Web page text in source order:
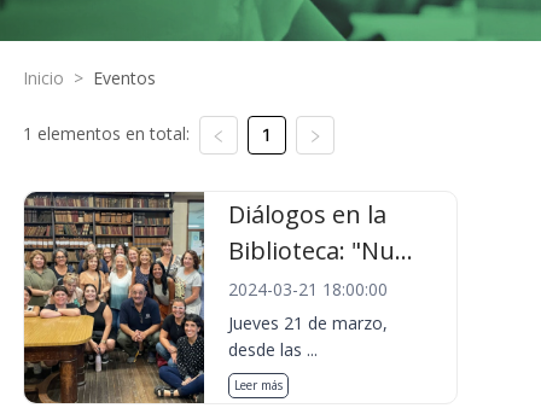
Inicio > Eventos
1 elementos en total: 1
Diálogos en la
Biblioteca: "Nu...
2024-03-21 18:00:00
Jueves 21 de marzo,
desde las ...
Leer más